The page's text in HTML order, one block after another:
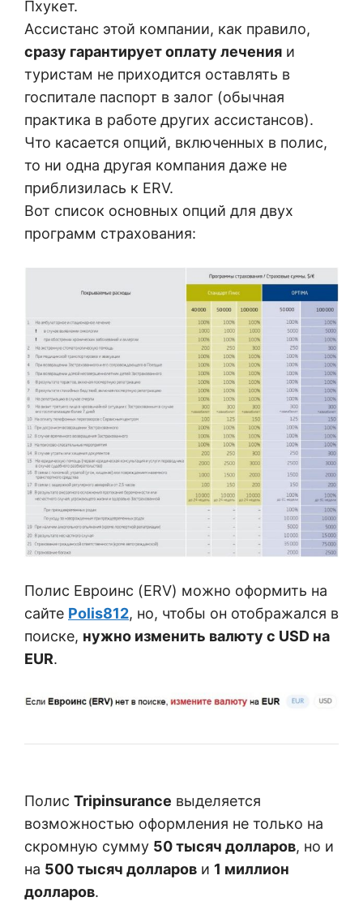
Пхукет.
Ассистанс этой компании, как правило,
сразу гарантирует оплату лечения и
туристам не приходится оставлять в
госпитале паспорт в залог (обычная
практика в работе других ассистансов).
Что касается опций, включенных в полис,
то ни одна другая компания даже не
приблизилась к ERV.
Вот список основных опций для двух
программ страхования:
Полис Евроинс (ERV) можно оформить на
сайте Polis812, но, чтобы он отображался в
поиске, нужно изменить валюту с USD на
EUR.
Полис Tripinsurance выделяется
возможностью оформления не только на
скромную сумму 50 тысяч долларов, но и
на 500 тысяч долларов и 1 миллион
долларов.